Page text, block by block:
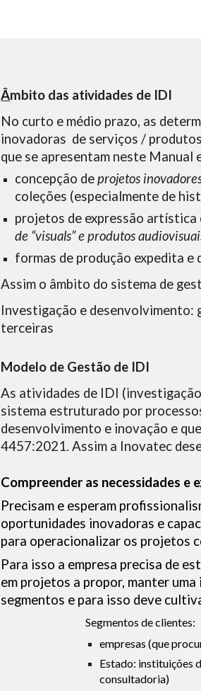
Âmbito das atividades de IDI
No curto e médio prazo, as
inovadoras de serviços /
que se apresentam neste Manual
concepção deprojetos
coleções (especialmente de
projetos de expressão
de “visuals” e produtos
formas de produção expedita
Assim o âmbito do sistema de
Investigação e
terceiras
Modelo de Gestão de IDI
As atividades de IDI
sistema estruturado por
desenvolvimento e inovação e
4457:2021. Assim a Inovatec
Compreender as necessidades e
Precisam e esperam
oportunidades inovadoras e
para operacionalizar os projetos
Para isso a empresa precisa de
em projetos a propor, manter
segmentos e para isso deve
Segmentos de clientes:
empresas (que
Estado: instituições
consultadoria)